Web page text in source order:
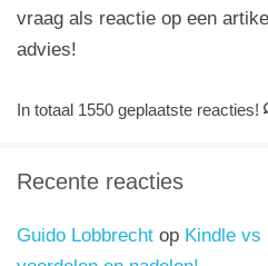
vraag als reactie op een
advies!
In totaal 1550 geplaatste reacties!
Recente reacties
Guido Lobbrecht op Kindle vs